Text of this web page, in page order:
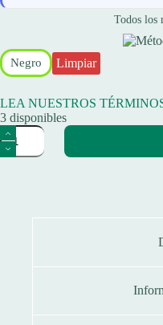
Todos los
Negro Limpiar
LEA NUESTROS
3 disponibles
Funda
Para
Caña
Reforzada